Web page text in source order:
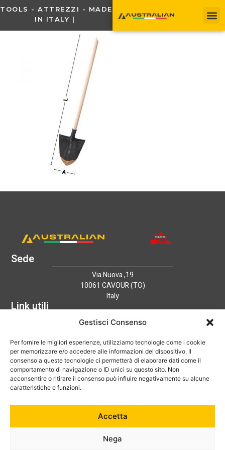
Gestisci Consenso
Per fornire le migliori esperienze, utilizziamo tecnologie come i cookie
per memorizzare e/o accedere alle informazioni del dispositivo. Il
consenso a queste tecnologie ci permetterà di elaborare dati come il
comportamento di navigazione o ID unici su questo sito. Non
acconsentire o ritirare il consenso può influire negativamente su alcune
caratteristiche e funzioni.
Accetta
Nega
TOOLS - ATTREZZI - MADE
IN ITALY |
Sede
Via Nuova ,19
10061 CAVOUR (TO)
Italy
Link utili
Home
Catalogo
Tecnologia
News
Contatti
Hai bisogno di aiuto?
+39 0121 600752
info@australian-srl.com